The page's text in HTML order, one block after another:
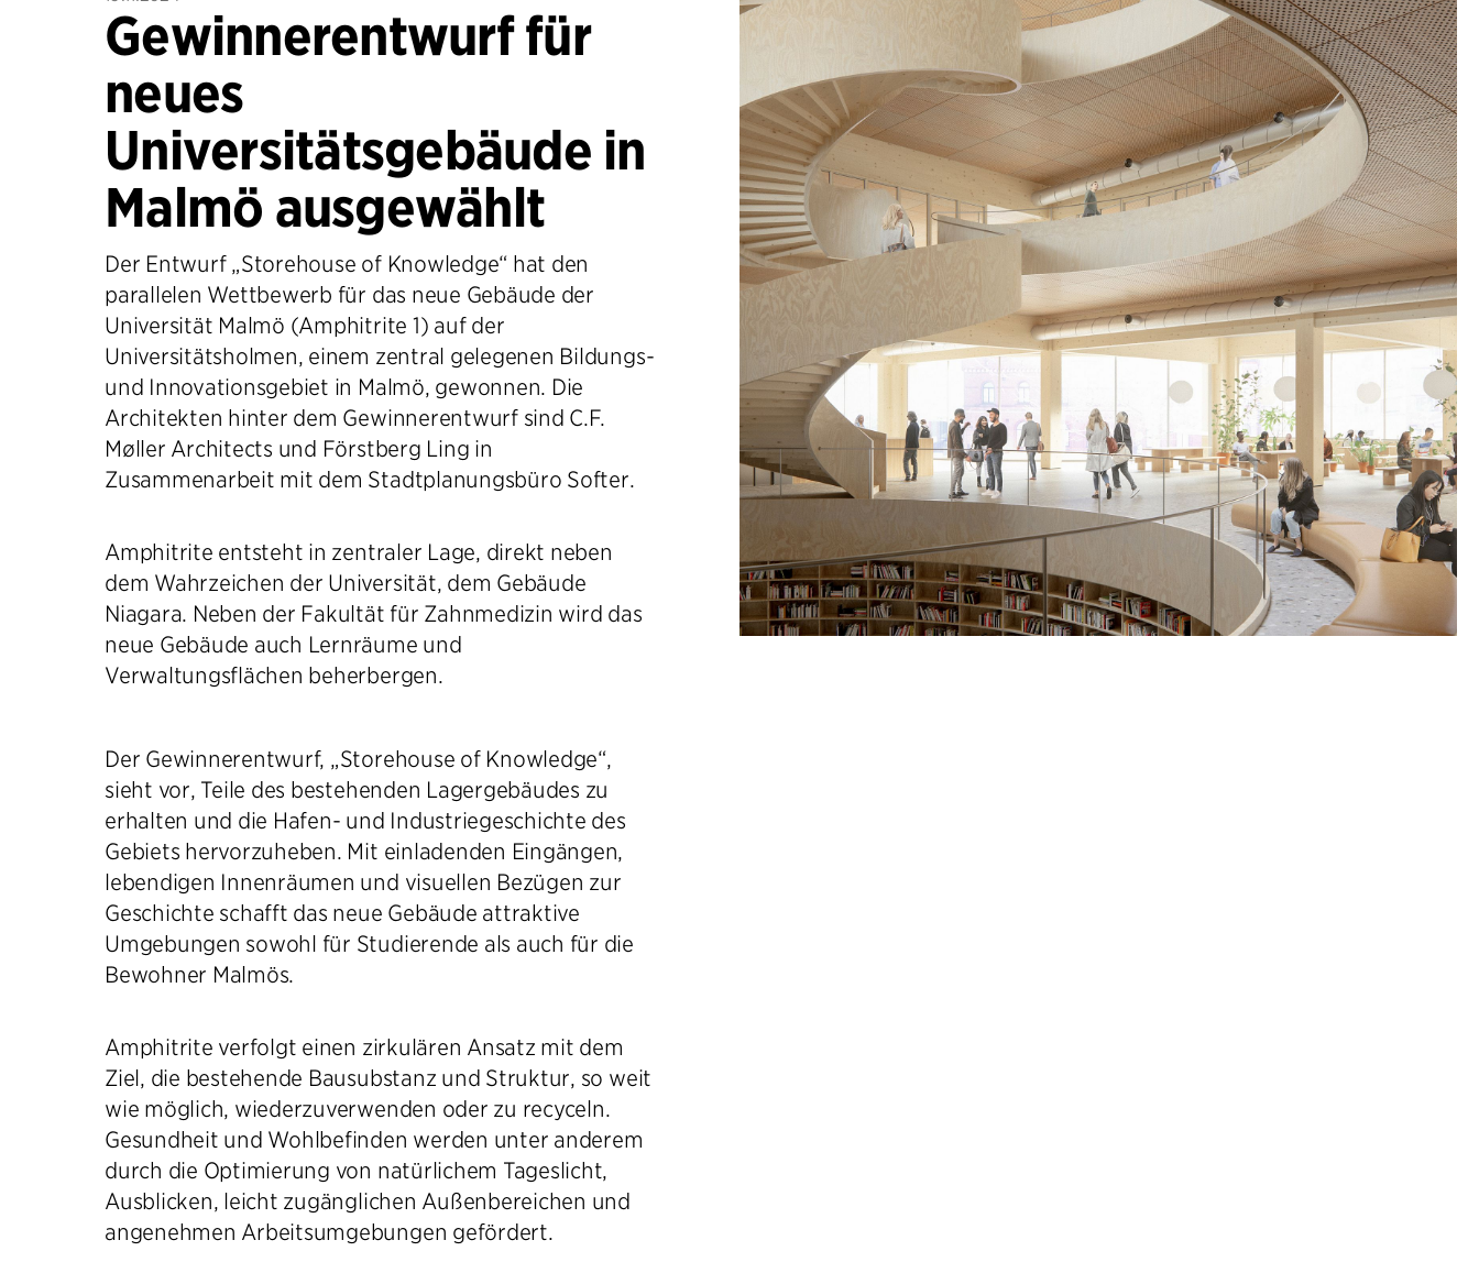
Gewinnerentwurf für
neues
Universitätsgebäude in
Malmö ausgewählt
Der Entwurf „Storehouse of Knowledge“ hat den
parallelen Wettbewerb für das neue Gebäude der
Universität Malmö (Amphitrite 1) auf der
Universitätsholmen, einem zentral gelegenen Bildungs-
und Innovationsgebiet in Malmö, gewonnen. Die
Architekten hinter dem Gewinnerentwurf sind C.F.
Møller Architects und Förstberg Ling in
Zusammenarbeit mit dem Stadtplanungsbüro Softer.
Amphitrite entsteht in zentraler Lage, direkt neben
dem Wahrzeichen der Universität, dem Gebäude
Niagara. Neben der Fakultät für Zahnmedizin wird das
neue Gebäude auch Lernräume und
Verwaltungsflächen beherbergen.
Der Gewinnerentwurf, „Storehouse of Knowledge“,
sieht vor, Teile des bestehenden Lagergebäudes zu
erhalten und die Hafen- und Industriegeschichte des
Gebiets hervorzuheben. Mit einladenden Eingängen,
lebendigen Innenräumen und visuellen Bezügen zur
Geschichte schafft das neue Gebäude attraktive
Umgebungen sowohl für Studierende als auch für die
Bewohner Malmös.
Amphitrite verfolgt einen zirkulären Ansatz mit dem
Ziel, die bestehende Bausubstanz und Struktur, so weit
wie möglich, wiederzuverwenden oder zu recyceln.
Gesundheit und Wohlbefinden werden unter anderem
durch die Optimierung von natürlichem Tageslicht,
Ausblicken, leicht zugänglichen Außenbereichen und
angenehmen Arbeitsumgebungen gefördert.